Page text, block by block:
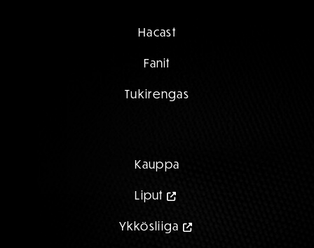
Hacast
Fanit
Tukirengas
Kauppa
Liput
Ykkösliiga